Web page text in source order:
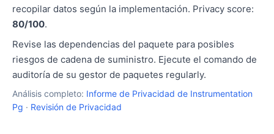
recopilar datos según la implementación. Privacy score:
80/100.
Revise las dependencias del paquete para posibles
riesgos de cadena de suministro. Ejecute el comando de
auditoría de su gestor de paquetes regularly.
Análisis completo: Informe de Privacidad de Instrumentation
Pg · Revisión de Privacidad